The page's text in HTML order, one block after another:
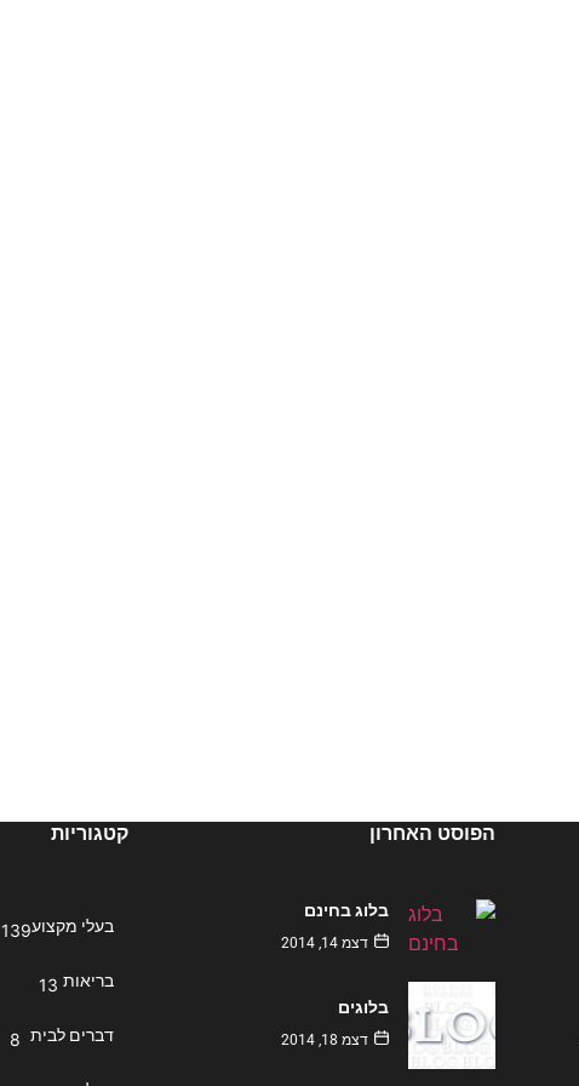
הפוסט האחרון
בלוג בחינם
דצמ 14, 2014
בלוגים
דצמ 18, 2014
קטגוריות
בעלי מקצוע139
בריאות 13
דברים לבית 8